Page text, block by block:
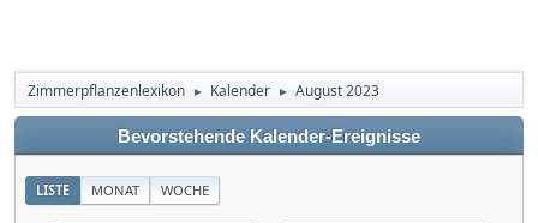
Zimmerpflanzenlexikon ► Kalender ► August 2023
Bevorstehende Kalender-Ereignisse
LISTE MONAT WOCHE